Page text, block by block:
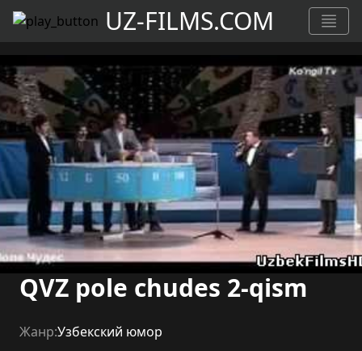
UZ-FILMS.COM
QVZ pole chudes 2-qism
Жанр:Узбекский юмор